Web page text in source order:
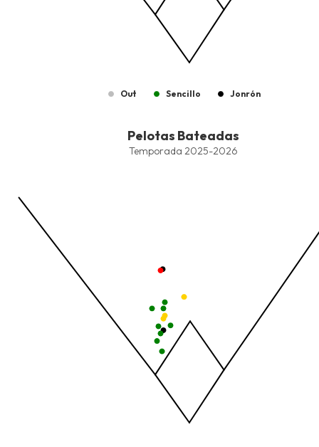
Out Sencillo Jonrón
Combination chart with 8 data series.
The chart has 1 X axis displaying values. Data ranges from -
The chart has 1 Y axis displaying values. Data ranges from -
Pelotas Bateadas
Temporada 2025-2026